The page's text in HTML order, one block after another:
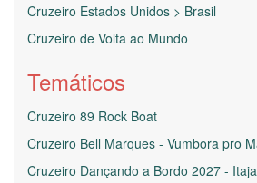
Cruzeiro Estados Unidos > Brasil
Cruzeiro de Volta ao Mundo
Temáticos
Cruzeiro 89 Rock Boat
Cruzeiro Bell Marques - Vumbora pro
Cruzeiro Dançando a Bordo 2027 -